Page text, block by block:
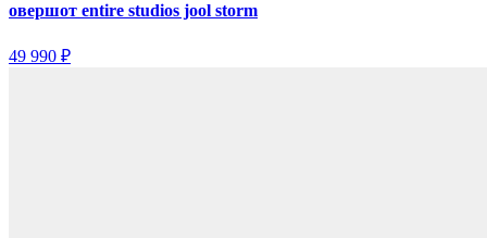
овершот entire studios jool storm
49 990 ₽